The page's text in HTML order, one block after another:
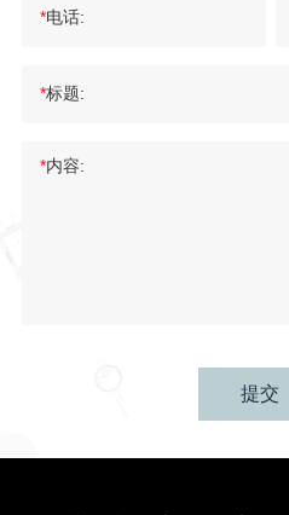
*电话:
*标题:
*内容:
提交